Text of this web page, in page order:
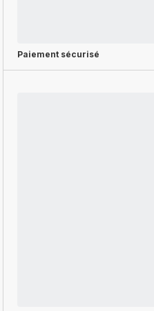
Paiement sécurisé